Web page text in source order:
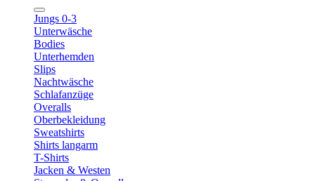
Jungs 0-3
Unterwäsche
Bodies
Unterhemden
Slips
Nachtwäsche
Schlafanzüge
Overalls
Oberbekleidung
Sweatshirts
Shirts langarm
T-Shirts
Jacken & Westen